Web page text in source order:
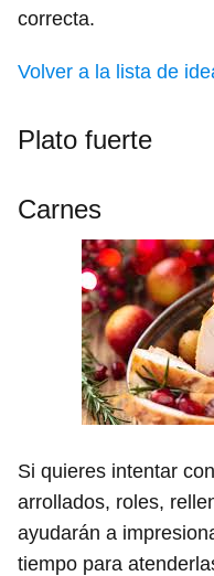
correcta.
Volver a la lista de
Plato fuerte
Carnes
Si quieres intentar
arrollados, roles,
ayudarán a
tiempo para